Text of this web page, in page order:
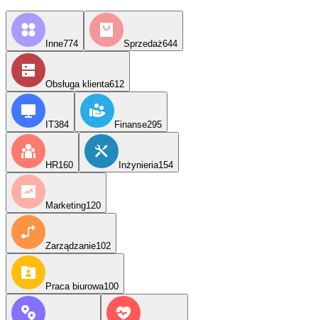
Inne774 Sprzedaż644
Obsługa klienta612
IT384 Finanse295
HR160 Inżynieria154
Marketing120
Zarządzanie102
Praca biurowa100